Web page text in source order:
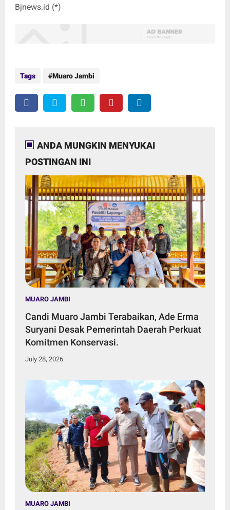
Bjnews.id (*)
Tags Muaro Jambi
ANDA MUNGKIN MENYUKAI
POSTINGAN INI
MUARO JAMBI
Candi Muaro Jambi Terabaikan, Ade Erma
Suryani Desak Pemerintah Daerah Perkuat
Komitmen Konservasi.
July 28, 2026
MUARO JAMBI